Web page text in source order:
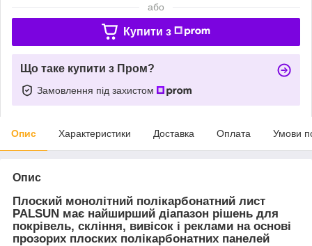
або
Купити з
Що таке купити з Пром?
Замовлення під захистом
Опис Характеристики Доставка Оплата Умови
Опис
Плоский монолітний полікарбонатний лист
PALSUN має найширший діапазон рішень для
покрівель, скління, вивісок і реклами на основі
прозорих плоских полікарбонатних панелей